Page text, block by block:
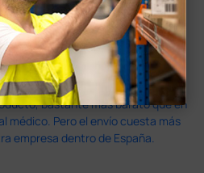
bastante mas barato que en
médico. Pero el envío cuesta más
empresa dentro de España.